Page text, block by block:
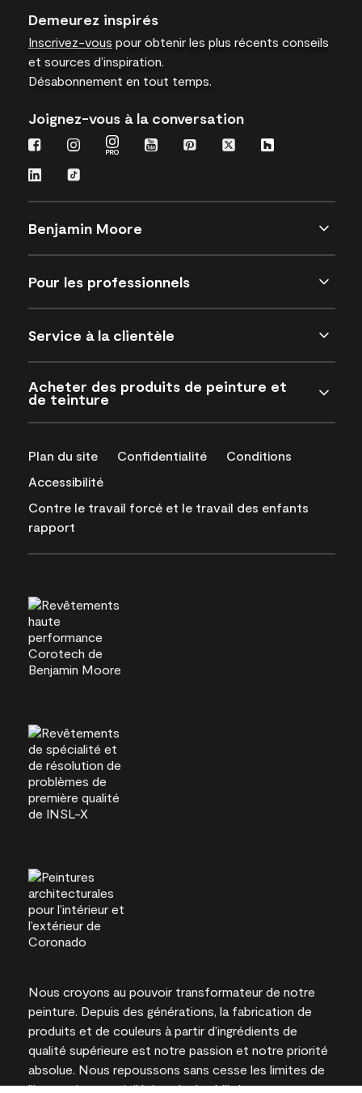
Demeurez inspirés
Inscrivez-vous pour obtenir les plus récents conseils
et sources d’inspiration.
Désabonnement en tout temps.
Joignez-vous à la conversation
Benjamin Moore
Pour les professionnels
Service à la clientèle
Acheter des produits de peinture et
de teinture
Plan du site Confidentialité
Conditions
Accessibilité
Contre le travail forcé et le travail des enfants
rapport
Nous croyons au pouvoir transformateur de notre
peinture. Depuis des générations, la fabrication de
produits et de couleurs à partir d’ingrédients de
qualité supérieure est notre passion et notre priorité
absolue. Nous repoussons sans cesse les limites de
l’innovation et privilégions la durabilité pour